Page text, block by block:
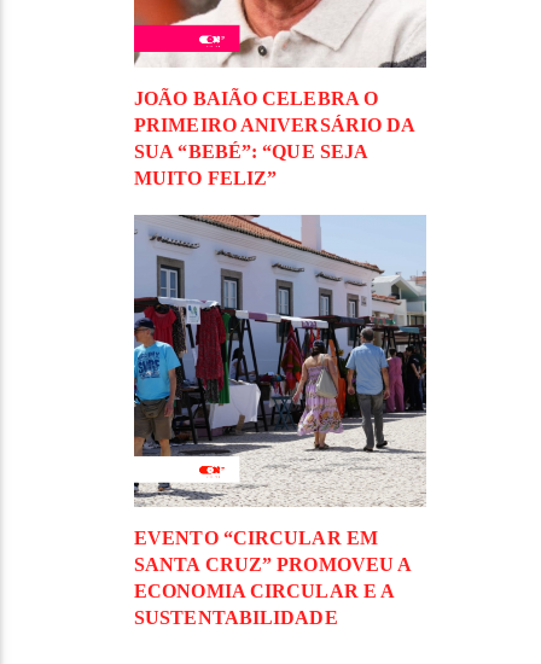
JOÃO BAIÃO CELEBRA O
PRIMEIRO ANIVERSÁRIO DA
SUA “BEBÉ”: “QUE SEJA
MUITO FELIZ”
EVENTO “CIRCULAR EM
SANTA CRUZ” PROMOVEU A
ECONOMIA CIRCULAR E A
SUSTENTABILIDADE